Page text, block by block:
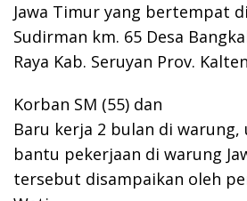
Jawa Timur yang bertempat
Sudirman km. 65 Desa
Raya Kab. Seruyan Prov.
Korban SM (55) dan
Baru kerja 2 bulan di
bantu pekerjaan di warung
tersebut disampaikan oleh